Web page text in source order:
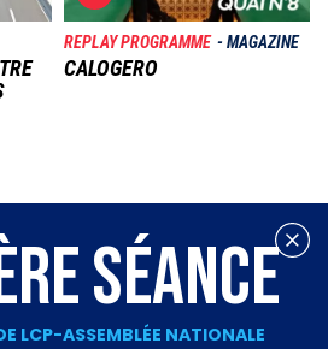
REPLAY PROGRAMME MAGAZINE
CALOGERO
SÉANCE
LCP-ASSEMBLÉE NATIONALE